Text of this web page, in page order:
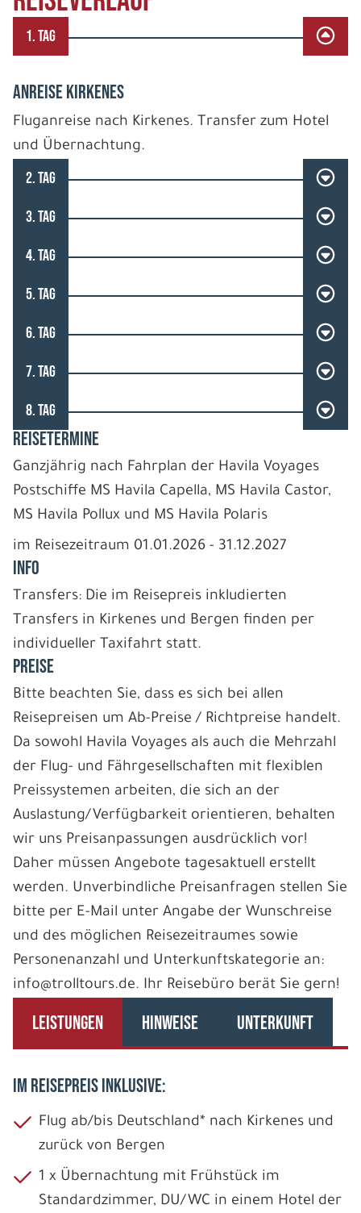
1. TAG
Anreise Kirkenes
Fluganreise nach Kirkenes. Transfer zum Hotel
und Übernachtung.
2. TAG
3. TAG
4. TAG
5. TAG
6. TAG
7. TAG
8. TAG
REISETERMINE
Ganzjährig nach Fahrplan der Havila Voyages
Postschiffe MS Havila Capella, MS Havila Castor,
MS Havila Pollux und MS Havila Polaris
im Reisezeitraum 01.01.2026 - 31.12.2027
INFO
Transfers: Die im Reisepreis inkludierten
Transfers in Kirkenes und Bergen finden per
individueller Taxifahrt statt.
PREISE
Bitte beachten Sie, dass es sich bei allen
Reisepreisen um Ab-Preise / Richtpreise handelt.
Da sowohl Havila Voyages als auch die Mehrzahl
der Flug- und Fährgesellschaften mit flexiblen
Preissystemen arbeiten, die sich an der
Auslastung/Verfügbarkeit orientieren, behalten
wir uns Preisanpassungen ausdrücklich vor!
Daher müssen Angebote tagesaktuell erstellt
werden. Unverbindliche Preisanfragen stellen Sie
bitte per E-Mail unter Angabe der Wunschreise
und des möglichen Reisezeitraumes sowie
Personenanzahl und Unterkunftskategorie an:
info@trolltours.de. Ihr Reisebüro berät Sie gern!
LEISTUNGEN HINWEISE UNTERKUNFT
IM REISEPREIS INKLUSIVE:
Flug ab/bis Deutschland* nach Kirkenes und
zurück von Bergen
1 x Übernachtung mit Frühstück im
Standardzimmer, DU/WC in einem Hotel der